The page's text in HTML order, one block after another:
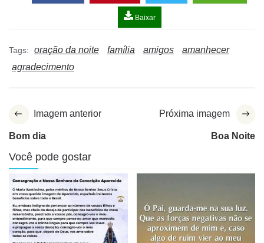
Baixar
Tags: oração da noite família amigos
amanhecer
agradecimento
Imagem anterior
Bom dia
Próxima imagem
Boa Noite
Você pode gostar